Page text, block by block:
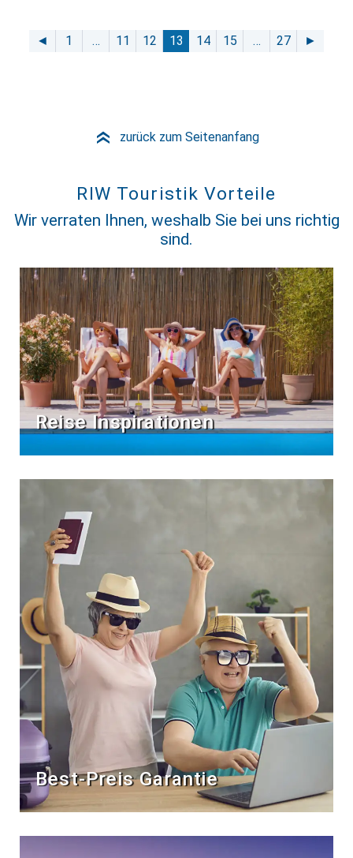
◄ 1 … 11 12 13 14 15 … 27 ►
» zurück zum Seitenanfang
RIW Touristik Vorteile
Wir verraten Ihnen, weshalb Sie bei uns richtig
sind.
Reise Inspirationen
Best-Preis Garantie